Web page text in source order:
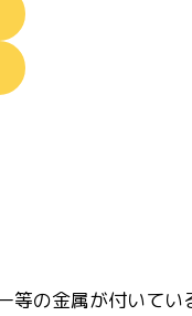
の金属が付いてい